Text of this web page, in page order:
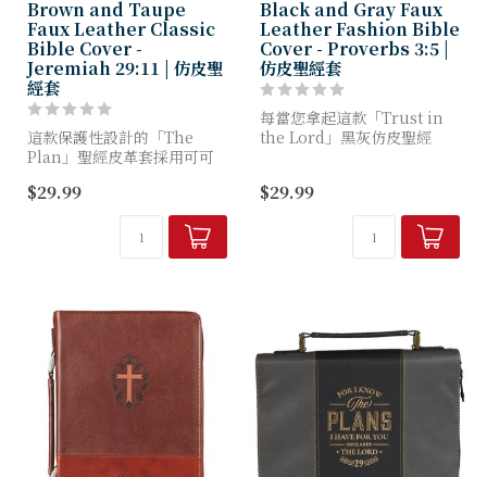
Brown and Taupe
Faux Leather Classic
Bible Cover -
Jeremiah 29:11 | 仿皮聖
經套
這款保護性設計的「The
Plan」聖經皮革套採用可可
取用時，便會提醒您：上帝始
終看顧著前方的道路。實用設
計兼具功能性與舒適感，將日
$29.99
Black and Gray Faux
Leather Fashion Bible
Cover - Proverbs 3:5 |
仿皮聖經套
每當您拿起這款「Trust in
the Lord」黑灰仿皮聖經
不僅守護您的聖經，更同時激
$29.99